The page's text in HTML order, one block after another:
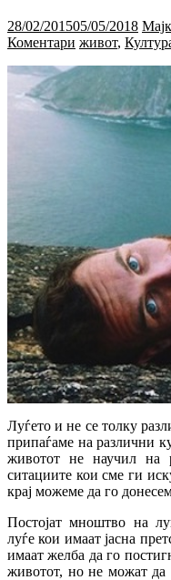
28/02/201505/05/2018
Коментари живот,
Луѓето и не се толку
припаѓаме на различни
животот не научил на
ситациите кои сме ги
крај можеме да го
Постојат мноштво на
луѓе кои имаат јасна
имаат желба да го
животот, но не можат да